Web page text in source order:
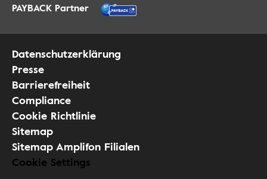
PAYBACK Partner
Datenschutzerklärung
Presse
Barrierefreiheit
Compliance
Cookie Richtlinie
Sitemap
Sitemap Amplifon Filialen
Cookie Settings